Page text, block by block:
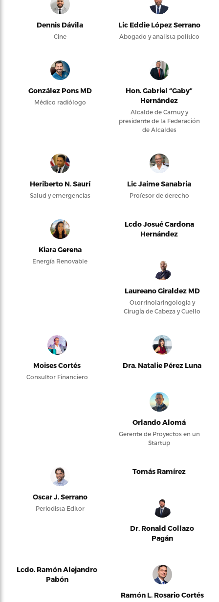
Dennis Dávila
Cine
Lic Eddie López Serrano
Abogado y analista político
González Pons MD
Médico radiólogo
Hon. Gabriel “Gaby”
Hernández
Alcalde de Camuy y
presidente de la Federación
de Alcaldes
Heriberto N. Saurí
Salud y emergencias
Lic Jaime Sanabria
Profesor de derecho
Kiara Gerena
Energía Renovable
Lcdo Josué Cardona
Hernández
Laureano Giraldez MD
Otorrinolaringología y
Cirugía de Cabeza y Cuello
Moises Cortés
Consultor Financiero
Dra. Natalie Pérez Luna
Orlando Alomá
Gerente de Proyectos en un
Startup
Oscar J. Serrano
Periodista Editor
Tomás Ramírez
Dr. Ronald Collazo
Pagán
Lcdo. Ramón Alejandro
Pabón
Ramón L. Rosario Cortés